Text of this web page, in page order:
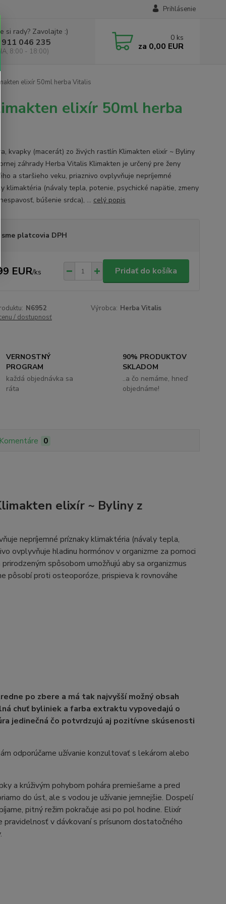
Prihlásenie
si rady? Zavolajte :)
046 235
8:00 - 18:00)
0 ks
za 0,00 EUR
elixír 50ml herba Vitalis
elixír 50ml herba
kvapky (macerát) zo živých rastlín Klimakten elixír ~ Byliny
záhrady Herba Vitalis Klimakten je určený pre ženy
a staršieho veku, priaznivo ovplyvňuje nepríjemné
klimaktéria (návaly tepla, potenie, psychické napätie, zmeny
búšenie srdca), ... celý popis
sme platcovia DPH
EUR/ks Pridať do košíka
N6952 Výrobca: Herba Vitalis
/ dostupnosť
VERNOSTNÝ
PROGRAM
každá objednávka sa
ráta
90% PRODUKTOV
SKLADOM
..a čo nemáme, hneď
objednáme!
0
elixír ~ Byliny z
nepríjemné príznaky klimaktéria (návaly tepla,
ovplyvňuje hladinu hormónov v organizme za pomoci
spôsobom umožňujú aby sa organizmus
pôsobí proti osteoporóze, prispieva k rovnováhe
po zbere a má tak najvyšší možný obsah
chuť byliniek a farba extraktu vypovedajú o
jedinečná čo potvrdzujú aj pozitívne skúsenosti
odporúčame užívanie konzultovať s lekárom alebo
a krúživým pohybom pohára premiešame a pred
do úst, ale s vodou je užívanie jemnejšie. Dospelí
pitný režim pokračuje asi po pol hodine. Elixír
v dávkovaní s prísunom dostatočného